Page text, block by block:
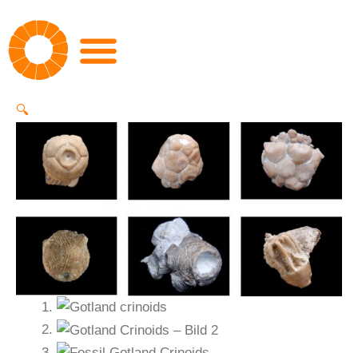
Inhalt
springen
🔍
Crinoids
Menge
Crinoids
Menge
Crinoids
Menge